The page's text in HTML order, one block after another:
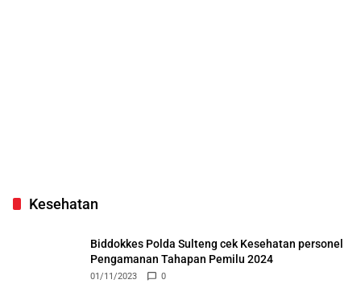
Kesehatan
Biddokkes Polda Sulteng cek Kesehatan personel
Pengamanan Tahapan Pemilu 2024
01/11/2023 0